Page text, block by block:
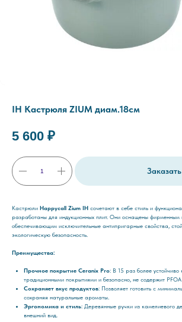
IH Кастрюля ZIUM диам.18см
5 600 ₽
Заказать
Кастрюли Happycall Zium IH сочетают в себе стиль и
разработаны для индукционных плит. Они оснащены фирменным
обеспечивающим исключительные антипригарные свойства,
экологическую безопасность.
Преимущества:
Прочное покрытие Ceranix Pro: В 15 раз более
традиционными покрытиями и безопасно, не содержит PFOA
Сохраняет вкус продуктов: Позволяет готовить с
сохраняя натуральные ароматы.
Эргономика и стиль: Деревянные ручки из камелиевого
внешний вид.